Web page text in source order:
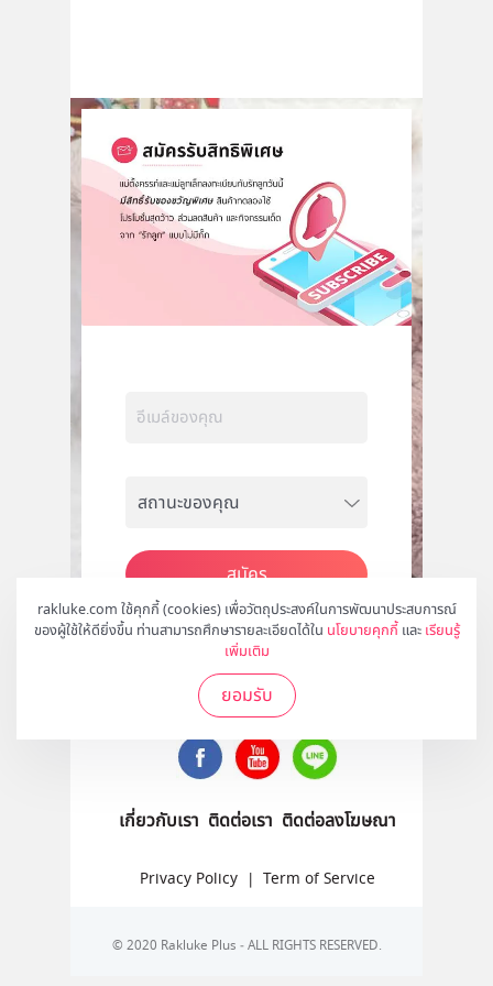
rakluke.com ใช้คุกกี้ (cookies) เพื่อวัตถุประสงค์ในการพัฒนาประสบการณ์
ของผู้ใช้ให้ดียิ่งขึ้น ท่านสามารถศึกษารายละเอียดได้ใน นโยบายคุกกี้ และ เรียนรู้
เพิ่มเติม
ยอมรับ
สมัคร
ติดตามเราได้ที่
เกี่ยวกับเรา ติดต่อเรา ติดต่อลงโฆษณา
Privacy Policy | Term of Service
© 2020 Rakluke Plus - ALL RIGHTS RESERVED.